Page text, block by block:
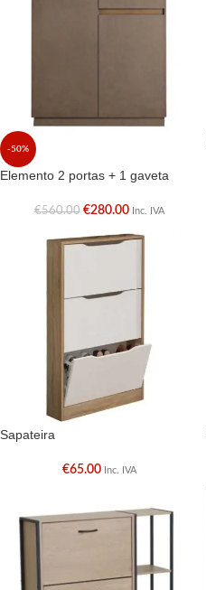
-50%
Elemento 2 portas + 1 gaveta
€560.00 €280.00 Inc. IVA
Sapateira
€65.00 Inc. IVA